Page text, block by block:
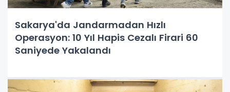
Sakarya'da Jandarmadan Hızlı
Operasyon: 10 Yıl Hapis Cezalı Firari 60
Saniyede Yakalandı